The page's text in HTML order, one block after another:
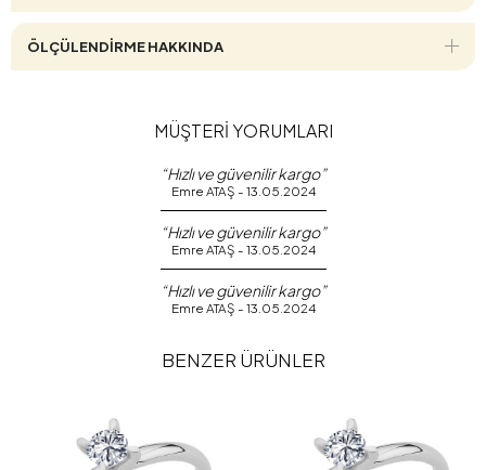
ÖLÇÜLENDİRME HAKKINDA
MÜŞTERİ YORUMLARI
“Hızlı ve güvenilir kargo”
Emre ATAŞ - 13.05.2024
“Hızlı ve güvenilir kargo”
Emre ATAŞ - 13.05.2024
“Hızlı ve güvenilir kargo”
Emre ATAŞ - 13.05.2024
BENZER ÜRÜNLER